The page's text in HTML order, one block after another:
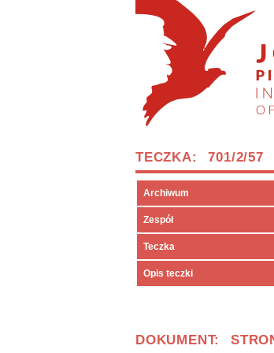
TECZKA: 701/2/57
Archiwum
Zespół
Teczka
Opis teczki
DOKUMENT: